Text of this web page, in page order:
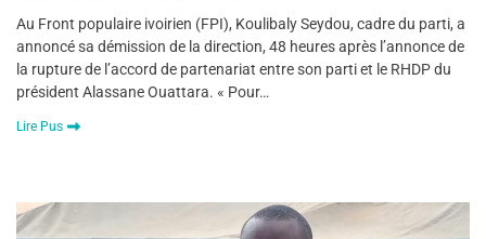
Au Front populaire ivoirien (FPI), Koulibaly Seydou, cadre du parti, a
annoncé sa démission de la direction, 48 heures après l’annonce de
la rupture de l’accord de partenariat entre son parti et le RHDP du
président Alassane Ouattara. « Pour…
Lire Pus